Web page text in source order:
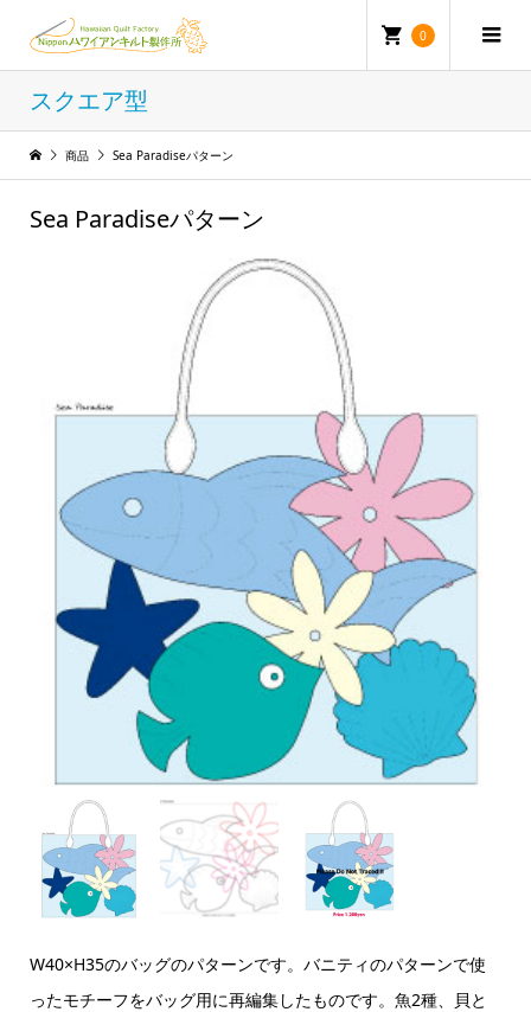
0
スクエア型
商品 Sea Paradiseパターン
Sea Paradiseパターン
W40×H35のバッグのパターンです。バニティのパターンで使
ったモチーフをバッグ用に再編集したものです。魚2種、貝と